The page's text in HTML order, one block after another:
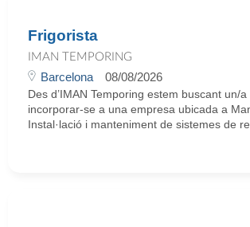
Frigorista
IMAN TEMPORING
Barcelona 08/08/2026
Des d’IMAN Temporing estem buscant un/
incorporar-se a una empresa ubicada a
Instal·lació i manteniment de sistemes de